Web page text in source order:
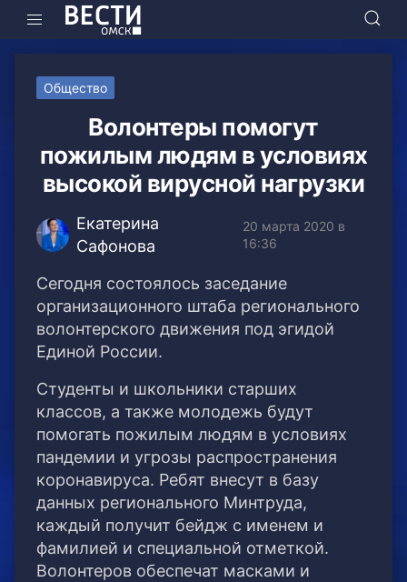
Общество
Волонтеры помогут
пожилым людям в условиях
высокой вирусной нагрузки
Екатерина
Сафонова
20 марта 2020 в
16:36
Сегодня состоялось заседание
организационного штаба регионального
волонтерского движения под эгидой
Единой России.
Студенты и школьники старших
классов, а также молодежь будут
помогать пожилым людям в условиях
пандемии и угрозы распространения
коронавируса. Ребят внесут в базу
данных регионального Минтруда,
каждый получит бейдж с именем и
фамилией и специальной отметкой.
Волонтеров обеспечат масками и